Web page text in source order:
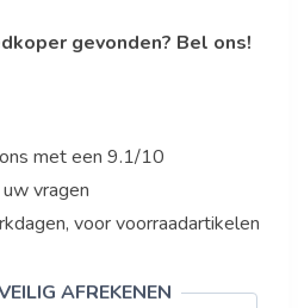
gevonden? Bel ons!
met een 9.1/10
vragen
voor voorraadartikelen
AFREKENEN